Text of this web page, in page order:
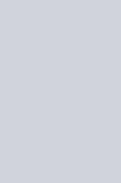
Serikat